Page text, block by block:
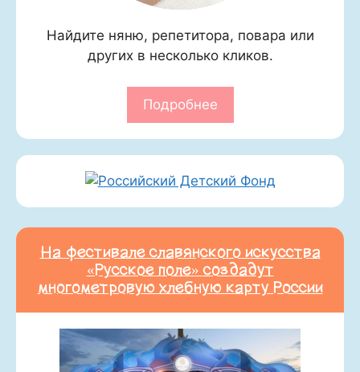
Найдите няню, репетитора, повара или
других в несколько кликов.
Подробнее
На фестивале славянского искусства
«Русское поле» создадут
многометровую хлебную карту России